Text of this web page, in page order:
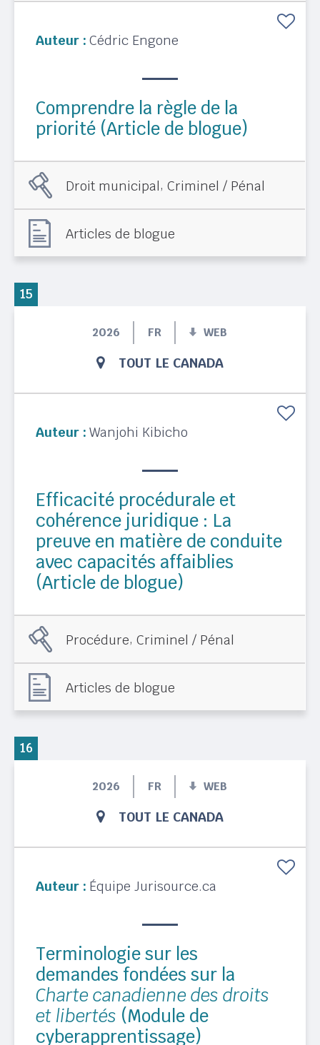
Auteur : Cédric Engone
Comprendre la règle de la
priorité (Article de blogue)
Droit municipal,Criminel / Pénal
Articles de blogue
2026 FR WEB
TOUT LE CANADA
Auteur : Wanjohi Kibicho
Efficacité procédurale et
cohérence juridique : La
preuve en matière de conduite
avec capacités affaiblies
(Article de blogue)
Procédure,Criminel / Pénal
Articles de blogue
15
2026 FR WEB
TOUT LE CANADA
Auteur : Équipe Jurisource.ca
Terminologie sur les
demandes fondées sur la
Charte canadienne des droits
et libertés (Module de
cyberapprentissage)
16